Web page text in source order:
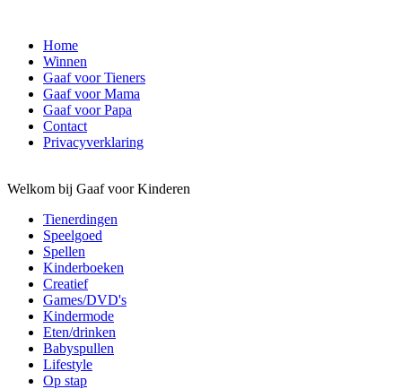
Home
Winnen
Gaaf voor Tieners
Gaaf voor Mama
Gaaf voor Papa
Contact
Privacyverklaring
Welkom bij Gaaf voor Kinderen
Tienerdingen
Speelgoed
Spellen
Kinderboeken
Creatief
Games/DVD's
Kindermode
Eten/drinken
Babyspullen
Lifestyle
Op stap